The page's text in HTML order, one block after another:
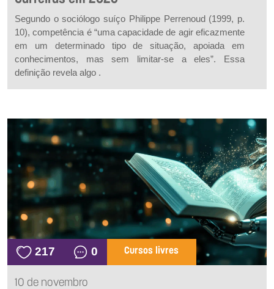
Segundo o sociólogo suíço Philippe Perrenoud (1999, p.
10), competência é “uma capacidade de agir eficazmente
em um determinado tipo de situação, apoiada em
conhecimentos, mas sem limitar-se a eles”. Essa
definição revela algo .
217 0 Cursos livres
10 de novembro